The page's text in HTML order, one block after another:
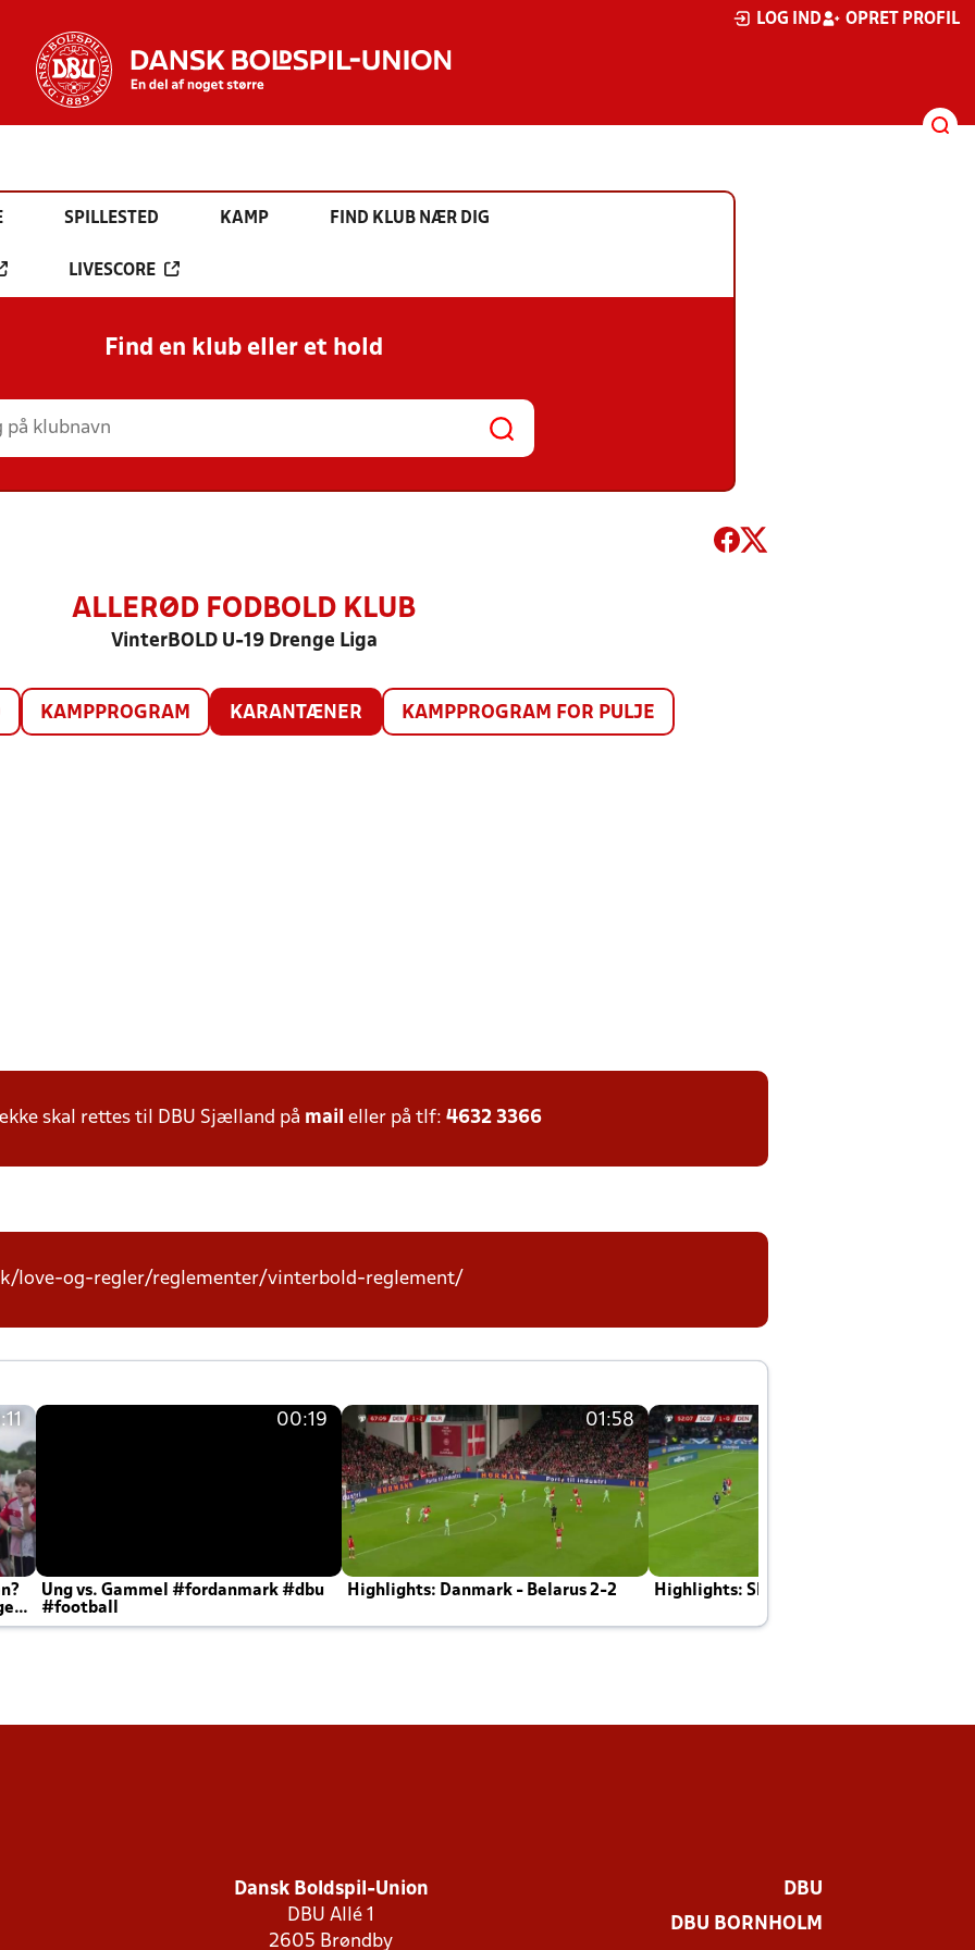
LOG IND OPRET PROFIL
SPILLESTED KAMP FIND KLUB NÆR DIG
LIVESCORE
Find en klub eller et hold
ALLERØD FODBOLD KLUB
VinterBOLD U-19 Drenge Liga
KAMPPROGRAM KARANTÆNER KAMPPROGRAM FOR PULJE
skal rettes til DBU Sjælland på mail eller på tlf: 4632 3366
love-og-regler/reglementer/vinterbold-reglement/
00:19
Ung vs. Gammel #fordanmark #dbu
#football
01:58
Highlights: Danmark - Belarus 2-2 Highlights: Skotland - Danmark 4-2
Dansk Boldspil-Union
DBU Allé 1
2605 Brøndby
DBU
DBU BORNHOLM